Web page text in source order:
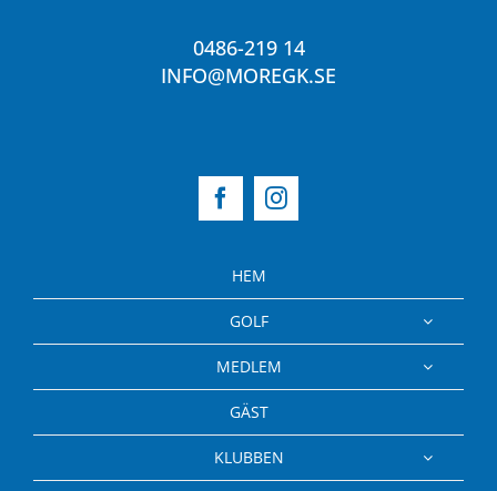
0486-219 14
INFO@MOREGK.SE
HEM
GOLF
MEDLEM
GÄST
KLUBBEN